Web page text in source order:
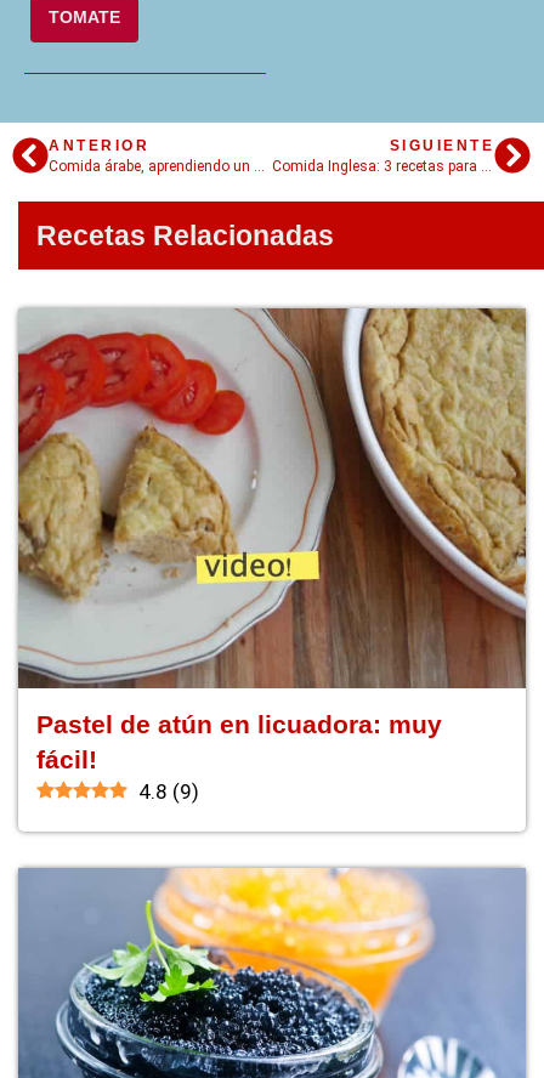
TOMATE
ANTERIOR
SIGUIENTE
Recetas Relacionadas
Pastel de atún en licuadora: muy
fácil!
4.8 (9)